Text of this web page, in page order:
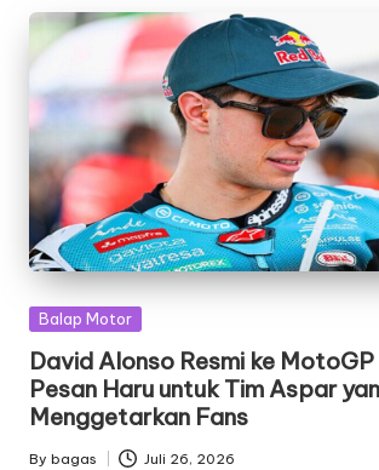
Posted
Balap Motor
David Alonso Resmi ke
Pesan Haru untuk Tim Aspar
Menggetarkan Fans
By bagas Juli 26, 2026